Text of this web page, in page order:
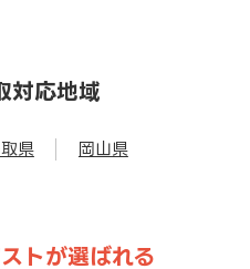
対応地域
県 岡山県
トが選ばれる